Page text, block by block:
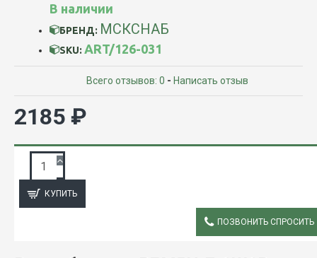
В наличии
БРЕНД: МСКСНАБ
SKU: ART/126-031
Всего отзывов: 0 - Написать отзыв
2185 ₽
КУПИТЬ
ПОЗВОНИТЬ СПРОСИТЬ